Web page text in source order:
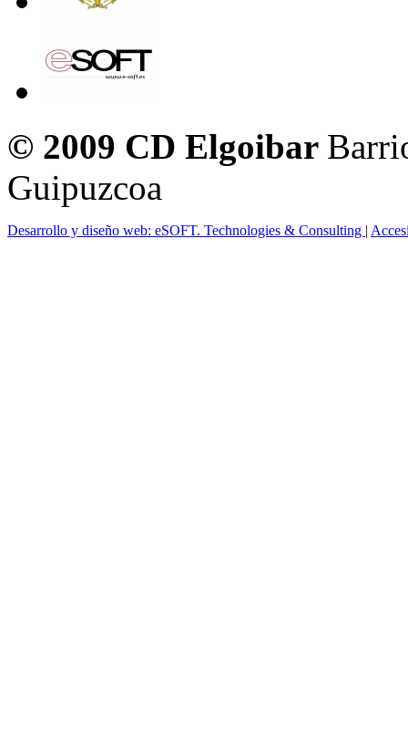
© 2009 CD Elgoibar
Guipuzcoa
Desarrollo y diseño web: eSOFT. Technologies & Consulting |